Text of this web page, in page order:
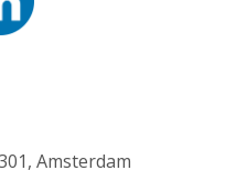
Amsterdam